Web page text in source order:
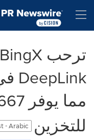
للتخزين
- Arabic